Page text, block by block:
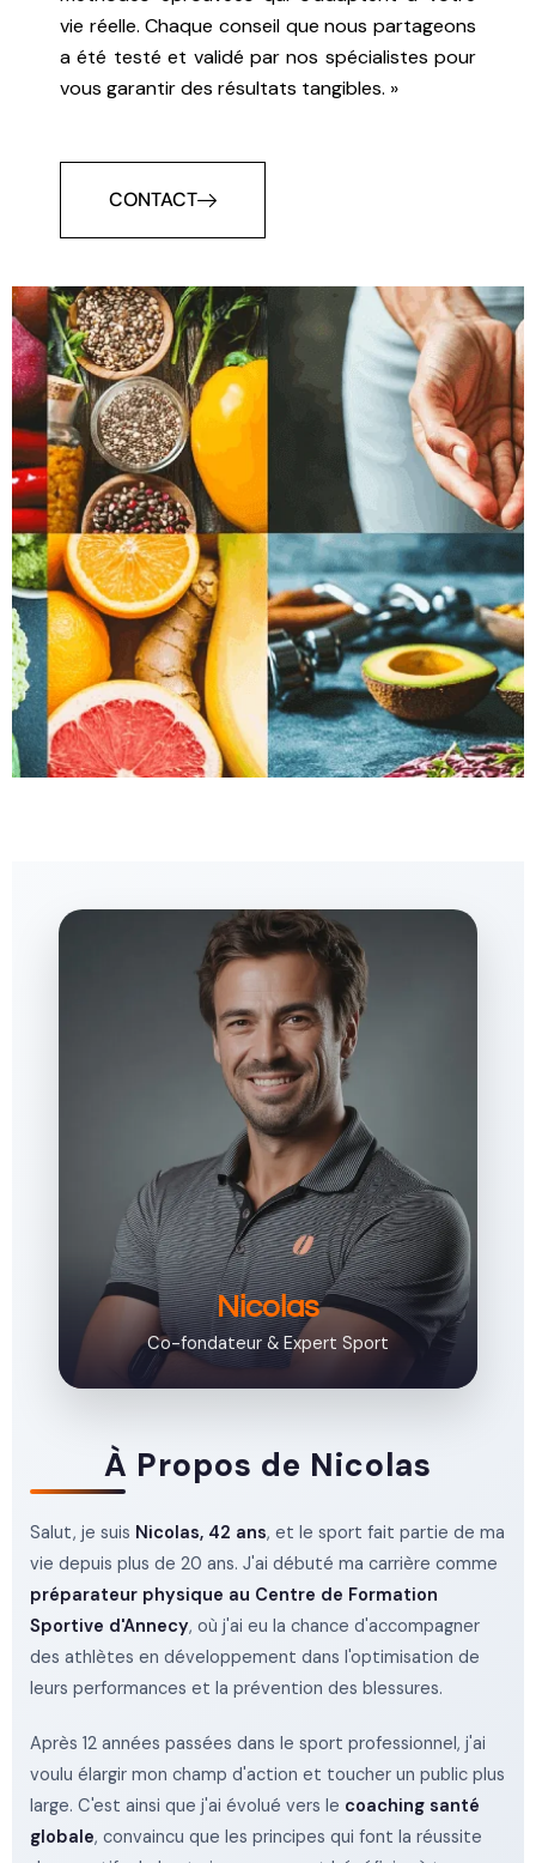
vie réelle. Chaque conseil que nous partageons
a été testé et validé par nos spécialistes pour
vous garantir des résultats tangibles. »
CONTACT
Nicolas
Co-fondateur & Expert Sport
À Propos de Nicolas
Salut, je suis Nicolas, 42 ans, et le sport fait partie de ma
vie depuis plus de 20 ans. J'ai débuté ma carrière comme
préparateur physique au Centre de Formation
Sportive d'Annecy, où j'ai eu la chance d'accompagner
des athlètes en développement dans l'optimisation de
leurs performances et la prévention des blessures.
Après 12 années passées dans le sport professionnel, j'ai
voulu élargir mon champ d'action et toucher un public plus
large. C'est ainsi que j'ai évolué vers le coaching santé
globale, convaincu que les principes qui font la réussite